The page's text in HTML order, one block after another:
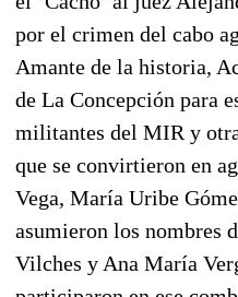
por el crimen del cabo
Amante de la historia,
de La Concepción para
militantes del MIR y
que se convirtieron en
Vega, María Uribe
asumieron los nombres
Vilches y Ana María